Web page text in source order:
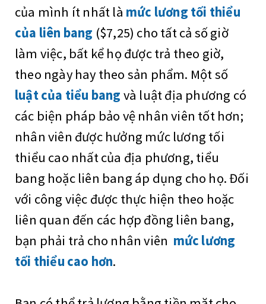
của mình ít nhất là mức lương tối thiểu
của liên bang ($7,25) cho tất cả số giờ
làm việc, bất kể họ được trả theo giờ,
theo ngày hay theo sản phẩm. Một số
luật của tiểu bang và luật địa phương có
các biện pháp bảo vệ nhân viên tốt hơn;
nhân viên được hưởng mức lương tối
thiểu cao nhất của địa phương, tiểu
bang hoặc liên bang áp dụng cho họ. Đối
với công việc được thực hiện theo hoặc
liên quan đến các hợp đồng liên bang,
bạn phải trả cho nhân viên mức lương
tối thiểu cao hơn.